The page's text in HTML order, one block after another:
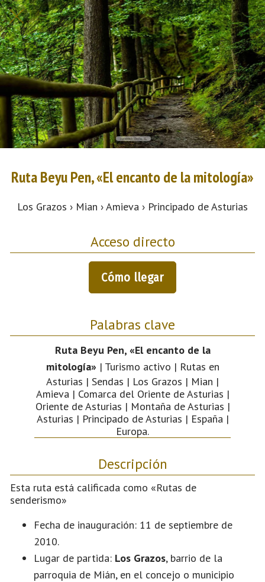
Ruta Beyu Pen, «El encanto de la mitología»
Los Grazos › Mian › Amieva › Principado de Asturias
Acceso directo
Cómo llegar
Palabras clave
Ruta Beyu Pen, «El encanto de la
mitología» | Turismo activo | Rutas en
Asturias | Sendas | Los Grazos | Mian |
Amieva | Comarca del Oriente de Asturias |
Oriente de Asturias | Montaña de Asturias |
Asturias | Principado de Asturias | España |
Europa.
Descripción
Esta ruta está calificada como «Rutas de
senderismo»
Fecha de inauguración: 11 de septiembre de
2010.
Lugar de partida: Los Grazos, barrio de la
parroquia de Mián, en el concejo o municipio